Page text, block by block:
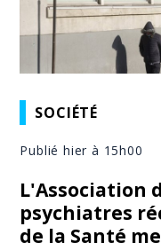
SOCIÉTÉ
Publié hier à 15h00
L'Association
psychiatres
de la Santé